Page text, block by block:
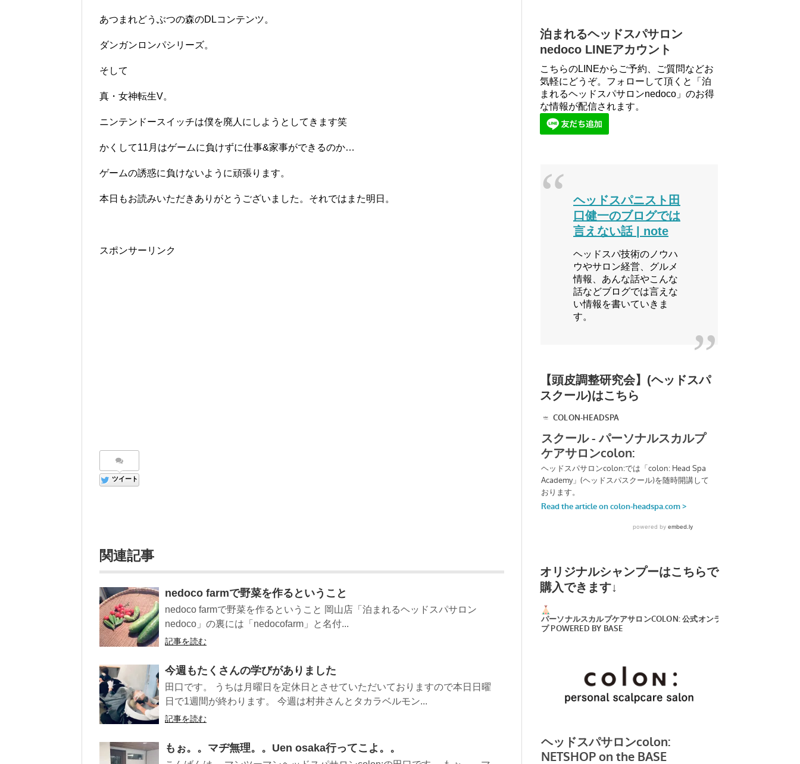
あつまれどうぶつの森のDLコンテンツ。
ダンガンロンパシリーズ。
そして
真・女神転生V。
ニンテンドースイッチは僕を廃人にしようとしてきます笑
かくして11月はゲームに負けずに仕事&家事ができるのか…
ゲームの誘惑に負けないように頑張ります。
本日もお読みいただきありがとうございました。それではまた明日。
スポンサーリンク
ツイート
関連記事
nedoco farmで野菜を作るということ
nedoco farmで野菜を作るということ 岡山店「泊まれるヘッドスパサロン
nedoco」の裏には「nedocofarm」と名付...
記事を読む
今週もたくさんの学びがありました
田口です。 うちは月曜日を定休日とさせていただいておりますので本日日曜
日で1週間が終わります。 今週は村井さんとタカラベルモン...
記事を読む
もぉ。。マヂ無理。。Uen osaka行ってこよ。。
泊まれるヘッドスパサロン
nedoco LINEアカウント
こちらのLINEからご予約、ご質問などお
気軽にどうぞ。フォローして頂くと「泊
まれるヘッドスパサロンnedoco」のお得
な情報が配信されます。
ヘッドスパニスト田
口健一のブログでは
言えない話 | note
ヘッドスパ技術のノウハ
ウやサロン経営、グルメ
情報、あんな話やこんな
話などブログでは言えな
い情報を書いていきま
す。
【頭皮調整研究会】(ヘッドスパ
スクール)はこちら
オリジナルシャンプーはこちらで
購入できます↓